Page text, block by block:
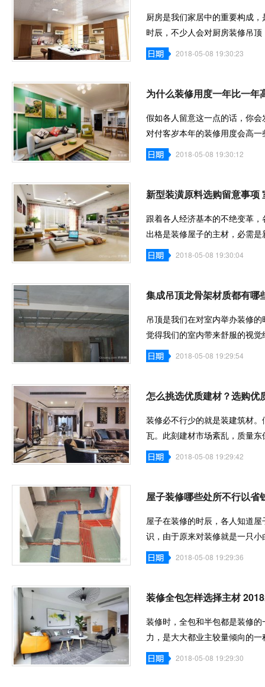
厨房是我们家居中的重要构成
时辰，不少人会对厨房装修吊
对证料的 2018-05-08 19:30:23
为什么装修用度一年比一年
假如各人留意这一点的话，你
对付客岁本年的装修用度会高
涨，这就是2018-05-08 19:30:12
新型装潢原料选购留意事项
跟着各人经济基本的不绝变革
出格是装修屋子的主材，必需
潢原料的 2018-05-08 19:30:04
集成吊顶龙骨架材质都有哪
吊顶是我们在对室内举办装修
觉得我们的室内带来舒服的视
装是必不 2018-05-08 19:29:54
怎么挑选优质建材？选购优
装修必不行少的就是装建筑材
瓦。此刻建材市场紊乱，质量
就像大浪 2018-05-08 19:29:42
屋子装修哪些处所不行以省
屋子在装修的时辰，各人知道
识，由于原来对装修就是一只
主们在装修2018-05-08 19:29:36
装修全包怎样选择主材
装修时，全包和半包都是装修
力，是大大都业主较量倾向的
事实原料是2018-05-08 19:29:30